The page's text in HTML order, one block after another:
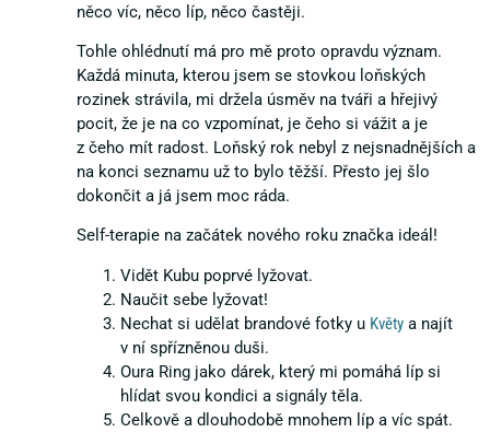
něco víc, něco líp, něco častěji.
Tohle ohlédnutí má pro mě proto opravdu význam.
Každá minuta, kterou jsem se stovkou loňských
rozinek strávila, mi držela úsměv na tváři a hřejivý
pocit, že je na co vzpomínat, je čeho si vážit a je
z čeho mít radost. Loňský rok nebyl z nejsnadnějších a
na konci seznamu už to bylo těžší. Přesto jej šlo
dokončit a já jsem moc ráda.
Self-terapie na začátek nového roku značka ideál!
Vidět Kubu poprvé lyžovat.
Naučit sebe lyžovat!
Nechat si udělat brandové fotky u Květy a najít
v ní spřízněnou duši.
Oura Ring jako dárek, který mi pomáhá líp si
hlídat svou kondici a signály těla.
Celkově a dlouhodobě mnohem líp a víc spát.